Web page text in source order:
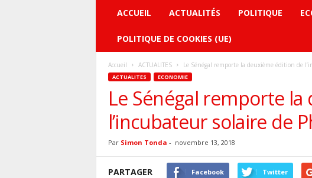
ACCUEIL ACTUALITÉS POLITIQUE
POLITIQUE DE COOKIES (UE)
Accueil ACTUALITES Le Sénégal remporte la deuxième édition de
ACTUALITES ECONOMIE
Le Sénégal remporte
l’incubateur solaire de
Par Simon Tonda - novembre 13, 2018
PARTAGER Facebook Twitter